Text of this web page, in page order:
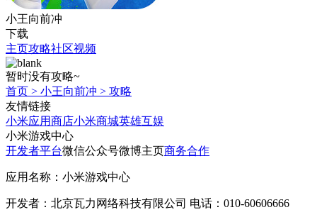
小王向前冲
下载
主页攻略社区视频
暂时没有攻略~
首页 > 小王向前冲 > 攻略
友情链接
小米应用商店小米商城英雄互娱
小米游戏中心
开发者平台微信公众号微博主页商务合作
应用名称：小米游戏中心
开发者：北京瓦力网络科技有限公司 电话：010-60606666